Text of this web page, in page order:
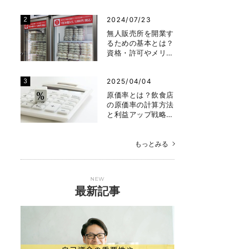
2024/07/23
無人販売所を開業す
るための基本とは？
資格・許可やメリ…
2025/04/04
原価率とは？飲食店
の原価率の計算方法
と利益アップ戦略…
もっとみる
NEW
最新記事